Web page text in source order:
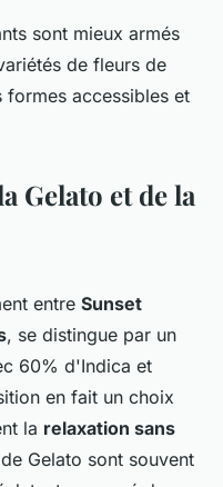
sont mieux armés
de fleurs de
formes accessibles et
Gelato et de la
entre Sunset
, se distingue par un
60% d'Indica et
en fait un choix
la relaxation sans
Gelato sont souvent